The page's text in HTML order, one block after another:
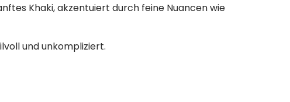
Khaki, akzentuiert durch feine Nuancen wie
und unkompliziert.